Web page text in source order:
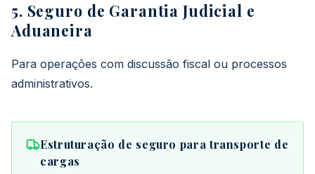
5. Seguro de Garantia Judicial e
Aduaneira
Para operações com discussão fiscal ou processos
administrativos.
Estruturação de seguro para transporte de
cargas